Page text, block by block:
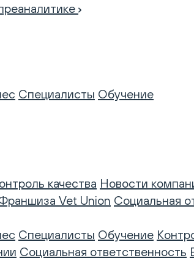
Специалисты Обучение
качества Новости
Vet Union Социальная
Специалисты Обучение
Социальная ответственность